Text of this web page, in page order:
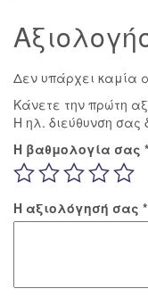
Δεν υπάρχει καμία
Κάνετε την πρώτη
Η ηλ. διεύθυνση σας
Η βαθμολογία σας *
Η αξιολόγησή σας *